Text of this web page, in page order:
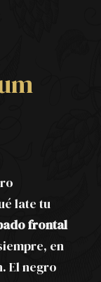
late tu
frontal
en
El negro